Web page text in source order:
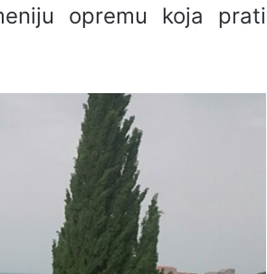
opremu koja prati